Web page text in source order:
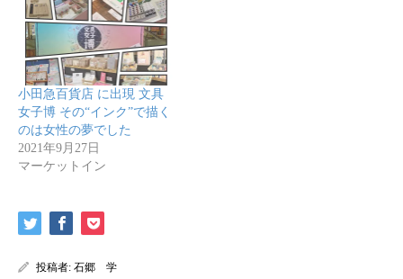
小田急百貨店 に出現 文具
女子博 その“インク”で描く
のは女性の夢でした
2021年9月27日
マーケットイン
投稿者: 石郷 学